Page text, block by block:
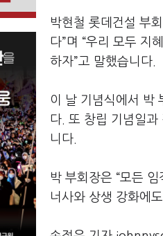
박현철 롯데건설 부
다”며 “우리 모두 지
하자”고 말했습니다.
이 날 기념식에서 박
다. 또 창립 기념일과
니다.
박 부회장은 “모든
너사와 상생 강화에